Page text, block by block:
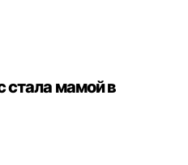
стала мамой в